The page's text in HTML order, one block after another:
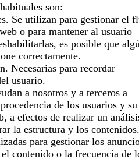
son:
Se utilizan para gestionar el
o para mantener al usuario
es posible que
correctamente.
Necesarias para recordar
usuario.
a nosotros y a terceros a
de los usuarios y su
a efectos de realizar un
la estructura y los contenidos.
para gestionar los
contenido o la frecuencia de